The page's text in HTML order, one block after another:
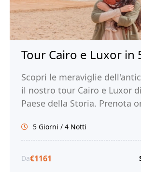
Tour Cairo e Luxor in
Scopri le meraviglie
il nostro tour Cairo e Luxor
Paese della Storia. Prenota
5 Giorni / 4 Notti
Da€1161